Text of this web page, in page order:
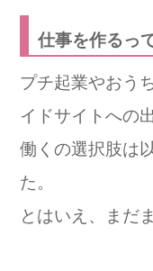
仕事を作るっ
プチ起業やおう
イドサイトへの
働くの選択肢は
た。
とはいえ、まだ